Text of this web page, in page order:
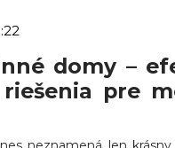
domy –
pre